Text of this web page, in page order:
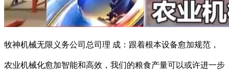
牧神机械无限义务公司总司理 成：跟着根本设备愈加规范，
农业机械化愈加智能和高效，我们的粮食产量可以或许进一步